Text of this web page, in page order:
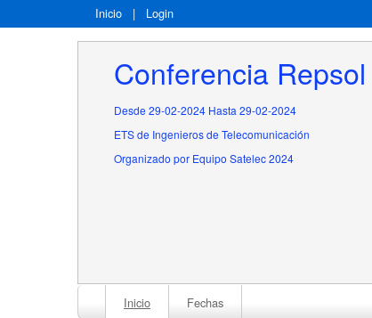
Inicio | Login
Conferencia Repsol
Desde 29-02-2024 Hasta 29-02-2024
ETS de Ingenieros de Telecomunicación
Organizado por Equipo Satelec 2024
Inicio Fechas